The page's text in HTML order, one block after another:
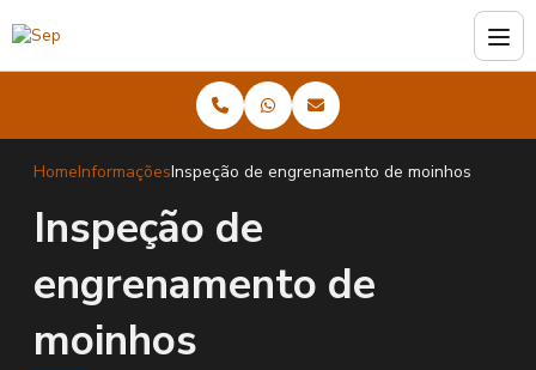
HomeInformaçõesInspeção de engrenamento de moinhos
Inspeção de
engrenamento de
moinhos